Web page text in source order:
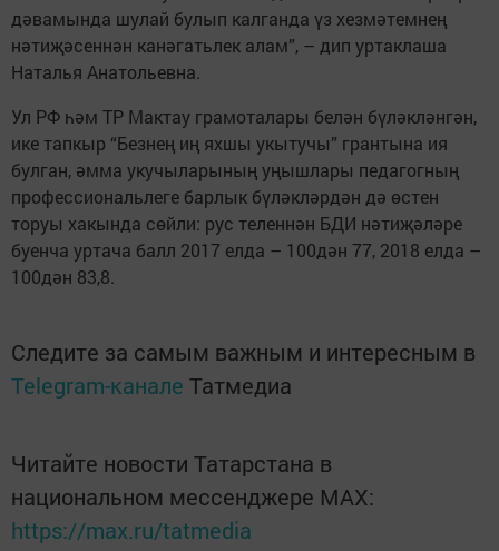
дәвамында шулай булып калганда үз хезмәтемнең
нәтиҗәсеннән канәгатьлек алам”, – дип уртаклаша
Наталья Анатольевна.
Ул РФ һәм ТР Мактау грамоталары белән бүләкләнгән,
ике тапкыр “Безнең иң яхшы укы­тучы” грантына ия
булган, әмма укучыларының уңышлары педагог­ның
про­фессио­нальлеге барлык бүләкләрдән дә өстен
торуы хакында сөйли: рус теленнән БДИ нәтиҗәләре
буенча уртача балл 2017 елда – 100дән 77, 2018 елда –
100дән 83,8.
Следите за самым важным и интересным в
Telegram-канале Татмедиа
Читайте новости Татарстана в
национальном мессенджере MАХ:
https://max.ru/tatmedia